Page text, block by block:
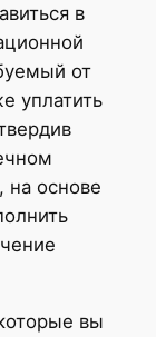
в
от
уплатить
на основе
вы